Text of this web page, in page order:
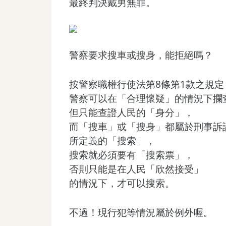
警察要求搜車或搜身，能拒絕嗎？
按警察職權行使法第8條第1款之規定
警察可以在「合理懷疑」的情況下攔
但只能查證人民的「身分」，
而「搜車」或「搜身」都屬於刑事訴
所定義的「搜索」，
搜索就必須要有「搜索票」，
否則只能是在人民「欣然接受」
的情況下，才可以搜索。
不過！現行犯等情況屬於例外喔。